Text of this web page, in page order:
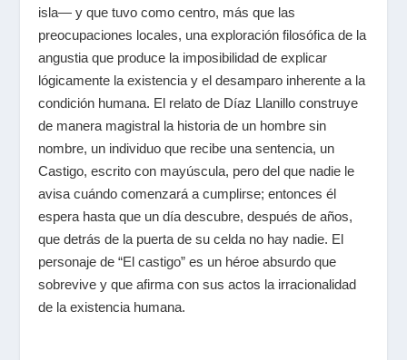
isla― y que tuvo como centro, más que las
preocupaciones locales, una exploración filosófica de la
angustia que produce la imposibilidad de explicar
lógicamente la existencia y el desamparo inherente a la
condición humana. El relato de Díaz Llanillo construye
de manera magistral la historia de un hombre sin
nombre, un individuo que recibe una sentencia, un
Castigo, escrito con mayúscula, pero del que nadie le
avisa cuándo comenzará a cumplirse; entonces él
espera hasta que un día descubre, después de años,
que detrás de la puerta de su celda no hay nadie. El
personaje de “El castigo” es un héroe absurdo que
sobrevive y que afirma con sus actos la irracionalidad
de la existencia humana.